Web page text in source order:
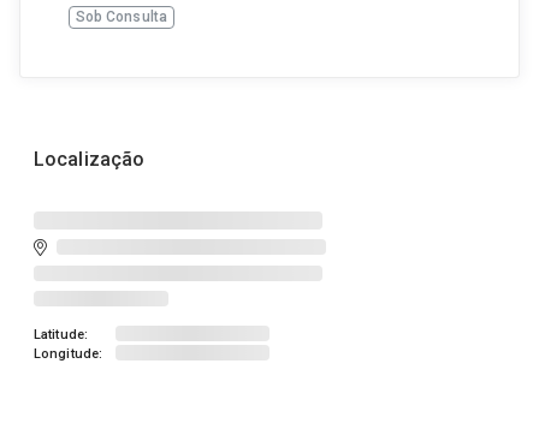
Sob Consulta
Localização
Latitude:
Longitude: